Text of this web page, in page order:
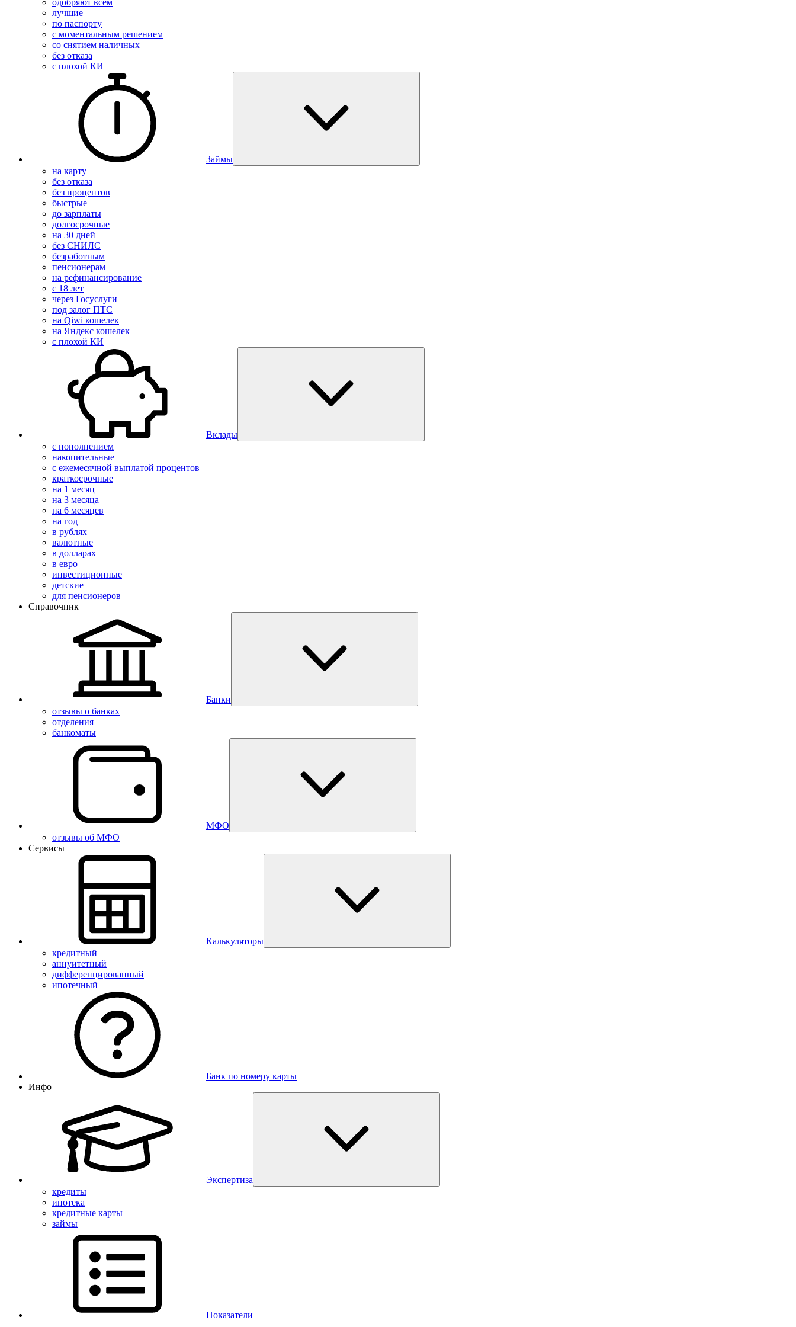
одобряют всем
лучшие
по паспорту
с моментальным решением
со снятием наличных
без отказа
с плохой КИ
Займы
на карту
без отказа
без процентов
быстрые
до зарплаты
долгосрочные
на 30 дней
без СНИЛС
безработным
пенсионерам
на рефинансирование
с 18 лет
через Госуслуги
под залог ПТС
на Qiwi кошелек
на Яндекс кошелек
с плохой КИ
Вклады
с пополнением
накопительные
с ежемесячной выплатой процентов
краткосрочные
на 1 месяц
на 3 месяца
на 6 месяцев
на год
в рублях
валютные
в долларах
в евро
инвестиционные
детские
для пенсионеров
Справочник
Банки
отзывы о банках
отделения
банкоматы
МФО
отзывы об МФО
Сервисы
Калькуляторы
кредитный
аннуитетный
дифференцированный
ипотечный
Банк по номеру карты
Инфо
Экспертиза
кредиты
ипотека
кредитные карты
займы
Показатели